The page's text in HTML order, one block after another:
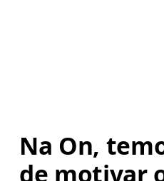
Na On,
de motivar